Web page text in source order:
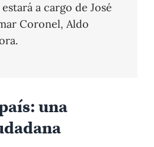
a cargo de José
Coronel, Aldo
una